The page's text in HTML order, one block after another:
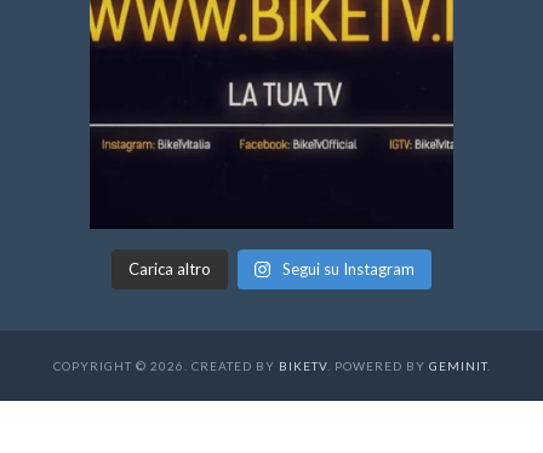
Carica altro Segui su Instagram
COPYRIGHT © 2026. CREATED BY BIKETV. POWERED BY GEMINIT.